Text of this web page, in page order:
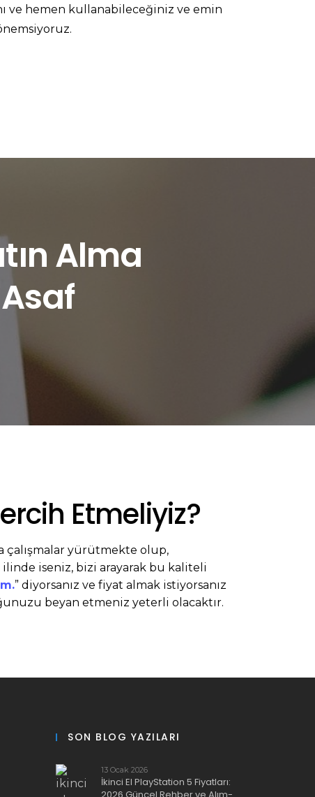
ve hemen kullanabileceğiniz ve emin
Alma
Etmeliyiz?
çalışmalar yürütmekte olup,
ilinde iseniz, bizi arayarak bu kaliteli
” diyorsanız ve fiyat almak istiyorsanız
beyan etmeniz yeterli olacaktır.
SON BLOG YAZILARI
İkinci El PlayStation 5 Fiyatları:
13 Ocak 2026